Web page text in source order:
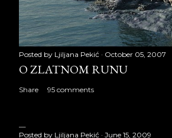
Posted by Ljiljana Pekić October 05, 2007
O ZLATNOM RUNU
Share 95 comments
Posted by Ljiljana Pekić June 15, 2009